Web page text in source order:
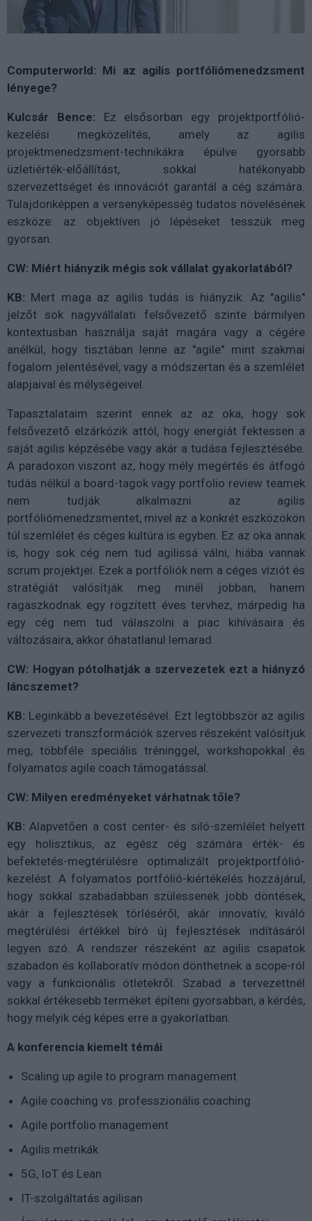
Computerworld: Mi az agilis portfóliómenedzsment
lényege?
Kulcsár Bence: Ez elsősorban egy projektportfólió-
kezelési megközelítés, amely az agilis
projektmenedzsment-technikákra épülve gyorsabb
üzletiérték-előállítást, sokkal hatékonyabb
szervezettséget és innovációt garantál a cég számára.
Tulajdonképpen a versenyképesség tudatos növelésének
eszköze: az objektíven jó lépéseket tesszük meg
gyorsan.
CW: Miért hiányzik mégis sok vállalat gyakorlatából?
KB: Mert maga az agilis tudás is hiányzik. Az "agilis"
jelzőt sok nagyvállalati felsővezető szinte bármilyen
kontextusban használja saját magára vagy a cégére
anélkül, hogy tisztában lenne az "agile" mint szakmai
fogalom jelentésével, vagy a módszertan és a szemlélet
alapjaival és mélységeivel.
Tapasztalataim szerint ennek az az oka, hogy sok
felsővezető elzárkózik attól, hogy energiát fektessen a
saját agilis képzésébe vagy akár a tudása fejlesztésébe.
A paradoxon viszont az, hogy mély megértés és átfogó
tudás nélkül a board-tagok vagy portfolio review teamek
nem tudják alkalmazni az agilis
portfóliómenedzsmentet, mivel az a konkrét eszközökön
túl szemlélet és céges kultúra is egyben. Ez az oka annak
is, hogy sok cég nem tud agilissá válni, hiába vannak
scrum projektjei. Ezek a portfóliók nem a céges víziót és
stratégiát valósítják meg minél jobban, hanem
ragaszkodnak egy rögzített éves tervhez, márpedig ha
egy cég nem tud válaszolni a piac kihívásaira és
változásaira, akkor óhatatlanul lemarad.
CW: Hogyan pótolhatják a szervezetek ezt a hiányzó
láncszemet?
KB: Leginkább a bevezetésével. Ezt legtöbbször az agilis
szervezeti transzformációk szerves részeként valósítjuk
meg, többféle speciális tréninggel, workshopokkal és
folyamatos agile coach támogatással.
CW: Milyen eredményeket várhatnak tőle?
KB:Alapvetően a cost center- és siló-szemlélet helyett
egy holisztikus, az egész cég számára érték- és
befektetés-megtérülésre optimalizált projektportfólió-
kezelést. A folyamatos portfólió-kiértékelés hozzájárul,
hogy sokkal szabadabban szülessenek jobb döntések,
akár a fejlesztések törléséről, akár innovatív, kiváló
megtérülési értékkel bíró új fejlesztések indításáról
legyen szó. A rendszer részeként az agilis csapatok
szabadon és kollaboratív módon dönthetnek a scope-ról
vagy a funkcionális ötletekről. Szabad a tervezettnél
sokkal értékesebb terméket építeni gyorsabban, a kérdés,
hogy melyik cég képes erre a gyakorlatban.
A konferencia kiemelt témái
Scaling up agile to program management
Agile coaching vs. professzionális coaching
Agile portfolio management
Agilis metrikák
5G, IoT és Lean
IT-szolgáltatás agilisan